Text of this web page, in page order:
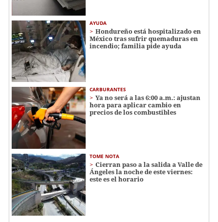
AYUDA
Hondureño está hospitalizado en
México tras sufrir quemaduras en
incendio; familia pide ayuda
CARBURANTES
Ya no será a las 6:00 a.m.: ajustan
hora para aplicar cambio en
precios de los combustibles
TOME NOTA
Cierran paso a la salida a Valle de
Ángeles la noche de este viernes:
este es el horario